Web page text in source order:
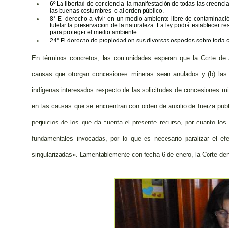
6º La libertad de conciencia, la manifestación de todas las
las buenas costumbres o al orden público.
8° El derecho a vivir en un medio ambiente libre de
tutelar la preservación de la naturaleza. La ley podrá establecer
para proteger el medio ambiente
24° El derecho de propiedad en sus diversas especies sobre toda
En términos concretos, las comunidades esperan que la Corte
causas que otorgan concesiones mineras sean anulados y (b)
indígenas interesados respecto de las solicitudes de concesiones
en las causas que se encuentran con orden de auxilio de fuerza
perjuicios de los que da cuenta el presente recurso, por cuanto
fundamentales invocadas, por lo que es necesario paralizar el
singularizadas». Lamentablemente con fecha 6 de enero, la Corte